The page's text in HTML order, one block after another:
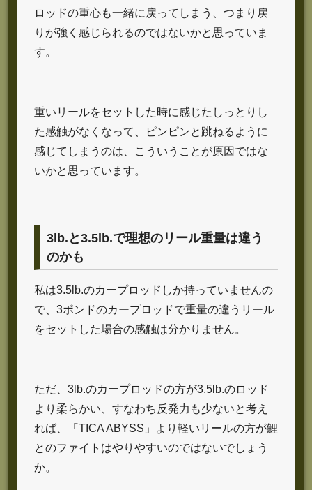
ロッドの重心も一緒に戻ってしまう、つまり戻
りが強く感じられるのではないかと思っていま
す。
重いリールをセットした時に感じたしっとりし
た感触がなくなって、ピンピンと跳ねるように
感じてしまうのは、こういうことが原因ではな
いかと思っています。
3lb.と3.5lb.で理想のリール重量は違う
のかも
私は3.5lb.のカープロッドしか持っていませんの
で、3ポンドのカープロッドで重量の違うリール
をセットした場合の感触は分かりません。
ただ、3lb.のカープロッドの方が3.5lb.のロッド
より柔らかい、すなわち反発力も少ないと考え
れば、「TICA ABYSS」より軽いリールの方が鯉
とのファイトはやりやすいのではないでしょう
か。